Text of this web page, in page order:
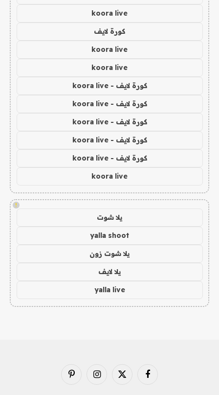
koora live
كورة لايف
koora live
koora live
كورة لايف - koora live
كورة لايف - koora live
كورة لايف - koora live
كورة لايف - koora live
كورة لايف - koora live
koora live
!
يلا شوت
yalla shoot
يلا شوت زون
يلا لايف
yalla live
فيسبوك X
الانستغرامبينتيريست